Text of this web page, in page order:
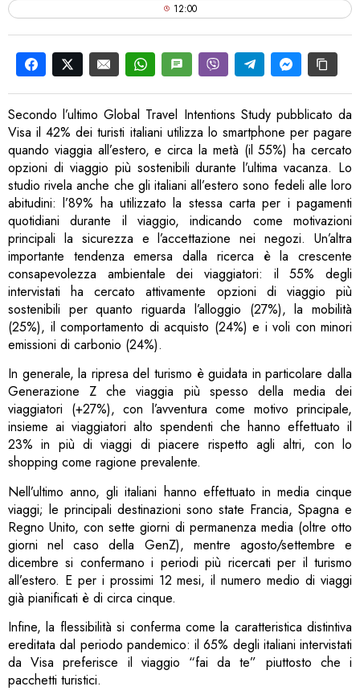
12:00
Secondo l’ultimo Global Travel Intentions Study pubblicato da
Visa il 42% dei turisti italiani utilizza lo smartphone per pagare
quando viaggia all’estero, e circa la metà (il 55%) ha cercato
opzioni di viaggio più sostenibili durante l’ultima vacanza. Lo
studio rivela anche che gli italiani all’estero sono fedeli alle loro
abitudini: l’89% ha utilizzato la stessa carta per i pagamenti
quotidiani durante il viaggio, indicando come motivazioni
principali la sicurezza e l’accettazione nei negozi. Un’altra
importante tendenza emersa dalla ricerca è la crescente
consapevolezza ambientale dei viaggiatori: il 55% degli
intervistati ha cercato attivamente opzioni di viaggio più
sostenibili per quanto riguarda l’alloggio (27%), la mobilità
(25%), il comportamento di acquisto (24%) e i voli con minori
emissioni di carbonio (24%).
In generale, la ripresa del turismo è guidata in particolare dalla
Generazione Z che viaggia più spesso della media dei
viaggiatori (+27%), con l’avventura come motivo principale,
insieme ai viaggiatori alto spendenti che hanno effettuato il
23% in più di viaggi di piacere rispetto agli altri, con lo
shopping come ragione prevalente.
Nell’ultimo anno, gli italiani hanno effettuato in media cinque
viaggi; le principali destinazioni sono state Francia, Spagna e
Regno Unito, con sette giorni di permanenza media (oltre otto
giorni nel caso della GenZ), mentre agosto/settembre e
dicembre si confermano i periodi più ricercati per il turismo
all’estero. E per i prossimi 12 mesi, il numero medio di viaggi
già pianificati è di circa cinque.
Infine, la flessibilità si conferma come la caratteristica distintiva
ereditata dal periodo pandemico: il 65% degli italiani intervistati
da Visa preferisce il viaggio “fai da te” piuttosto che i
pacchetti turistici.